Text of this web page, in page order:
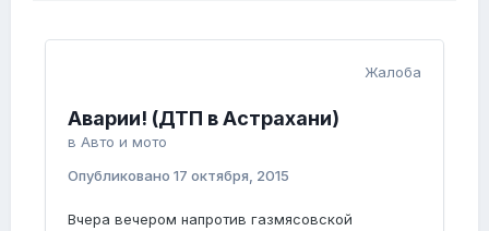
Жалоба
Аварии! (ДТП в Астрахани)
в Авто и мото
Опубликовано 17 октября, 2015
Вчера вечером напротив газмясовской